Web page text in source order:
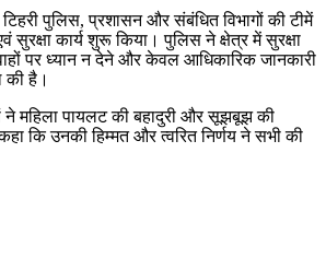
पुलिस, प्रशासन और संबंधित विभागों की टीमें
सुरक्षा कार्य शुरू किया। पुलिस ने क्षेत्र में सुरक्षा
पर ध्यान न देने और केवल आधिकारिक जानकारी
की है।
ने महिला पायलट की बहादुरी और सूझबूझ की
कि उनकी हिम्मत और त्वरित निर्णय ने सभी की